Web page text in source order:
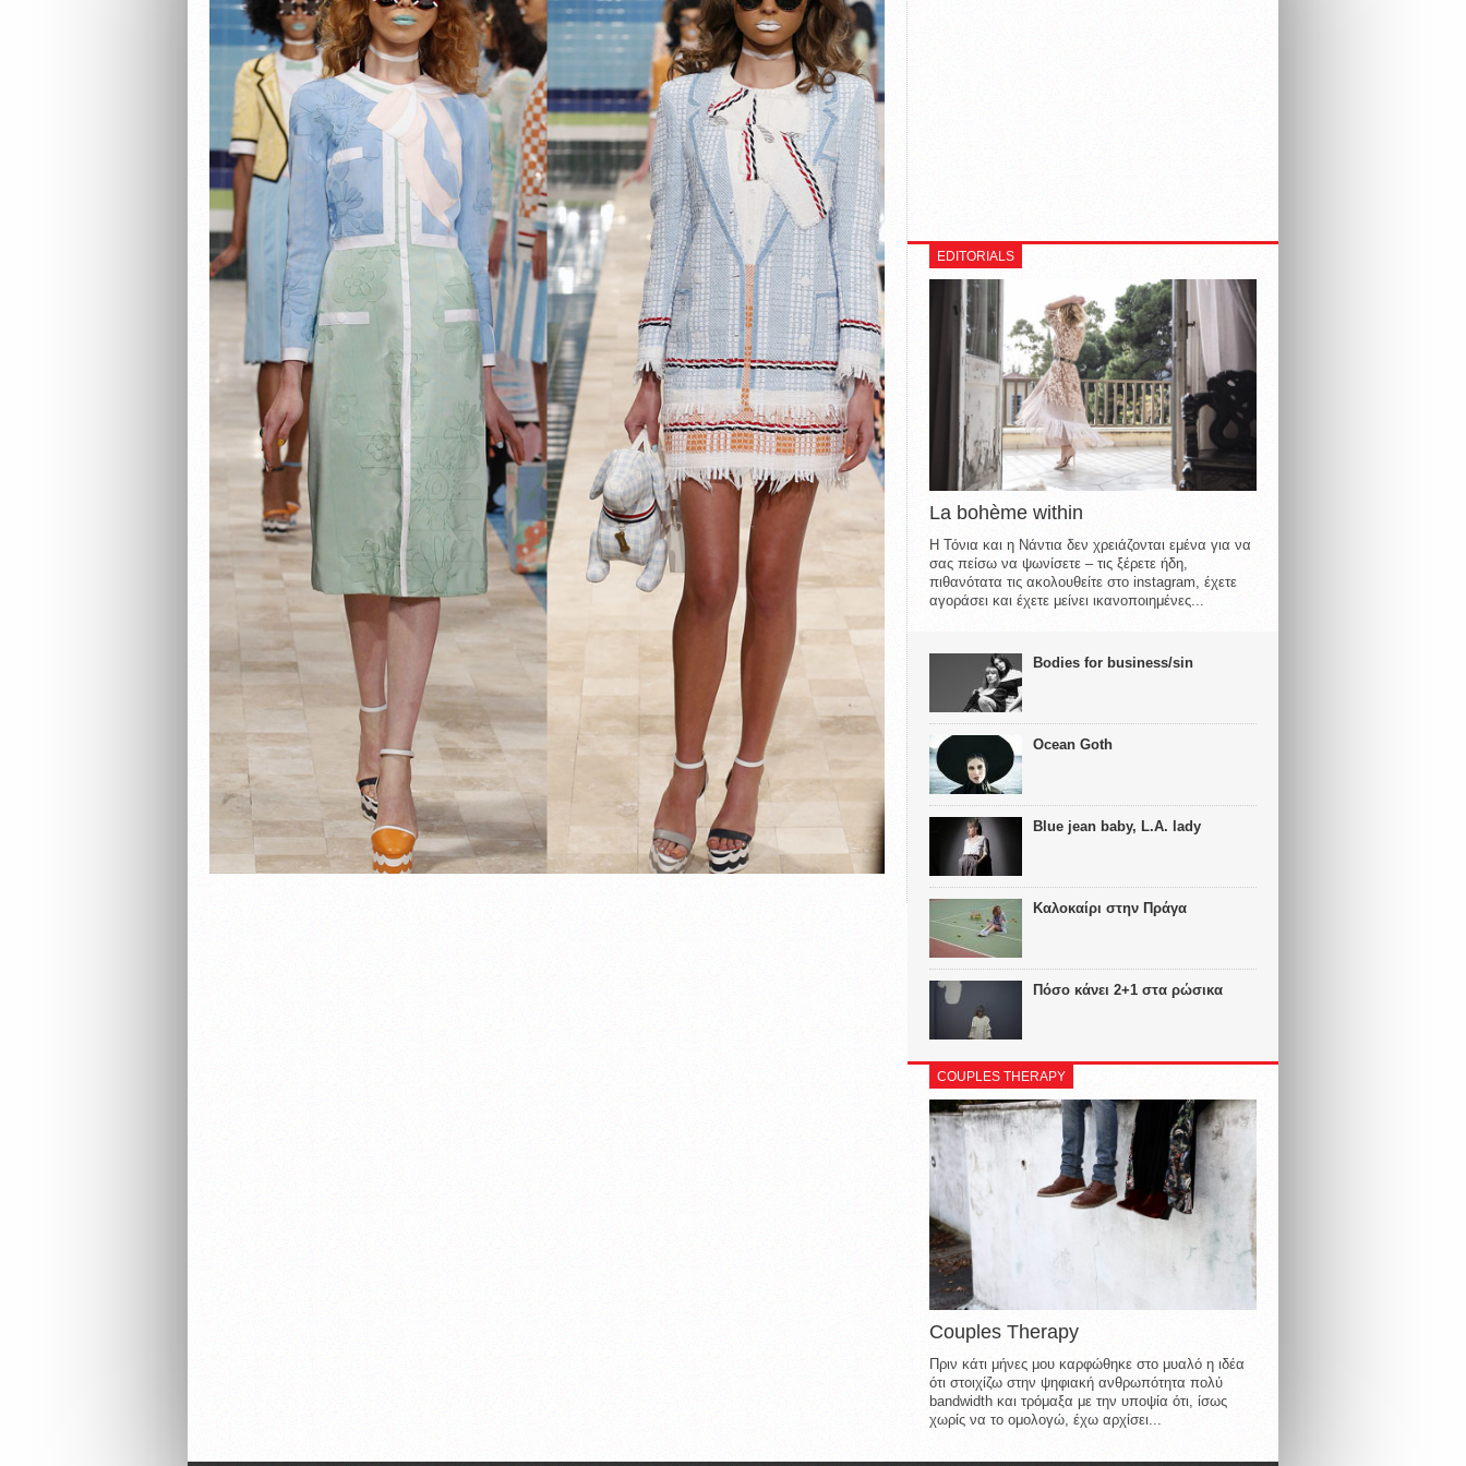
EDITORIALS
La bohème within
Η Τόνια και η Νάντια δεν χρειάζονται εμένα για να
σας πείσω να ψωνίσετε – τις ξέρετε ήδη,
πιθανότατα τις ακολουθείτε στο instagram, έχετε
αγοράσει και έχετε μείνει ικανοποιημένες...
Bodies for business/sin
Ocean Goth
Blue jean baby, L.A. lady
Καλοκαίρι στην Πράγα
Πόσο κάνει 2+1 στα ρώσικα
COUPLES THERAPY
Couples Therapy
Πριν κάτι μήνες μου καρφώθηκε στο μυαλό η ιδέα
ότι στοιχίζω στην ψηφιακή ανθρωπότητα πολύ
bandwidth και τρόμαξα με την υποψία ότι, ίσως
χωρίς να το ομολογώ, έχω αρχίσει...